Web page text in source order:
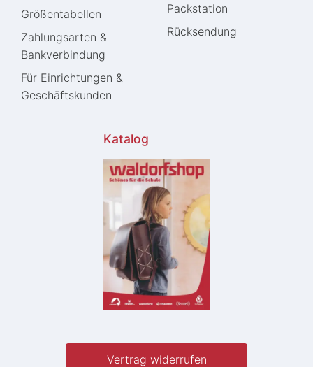
Größentabellen
Zahlungsarten &
Bankverbindung
Für Einrichtungen &
Geschäftskunden
Packstation
Rücksendung
Katalog
Vertrag widerrufen